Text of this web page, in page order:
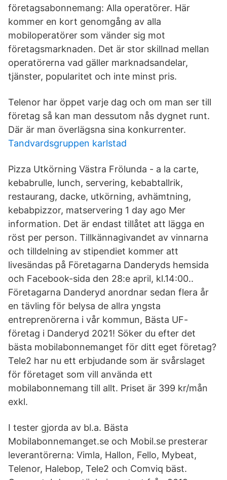
företagsabonnemang: Alla operatörer. Här
kommer en kort genomgång av alla
mobiloperatörer som vänder sig mot
företagsmarknaden. Det är stor skillnad mellan
operatörerna vad gäller marknadsandelar,
tjänster, popularitet och inte minst pris.
Telenor har öppet varje dag och om man ser till
företag så kan man dessutom nås dygnet runt.
Där är man överlägsna sina konkurrenter.
Tandvardsgruppen karlstad
Pizza Utkörning Västra Frölunda - a la carte,
kebabrulle, lunch, servering, kebabtallrik,
restaurang, dacke, utkörning, avhämtning,
kebabpizzor, matservering 1 day ago Mer
information. Det är endast tillåtet att lägga en
röst per person. Tillkännagivandet av vinnarna
och tilldelning av stipendiet kommer att
livesändas på Företagarna Danderyds hemsida
och Facebook-sida den 28:e april, kl.14:00..
Företagarna Danderyd anordnar sedan flera år
en tävling för belysa de allra yngsta
entreprenörerna i vår kommun, Bästa UF-
företag i Danderyd 2021! Söker du efter det
bästa mobilabonnemanget för ditt eget företag?
Tele2 har nu ett erbjudande som är svårslaget
för företaget som vill använda ett
mobilabonnemang till allt. Priset är 399 kr/mån
exkl.
I tester gjorda av bl.a. Bästa
Mobilabonnemanget.se och Mobil.se presterar
leverantörerna: Vimla, Hallon, Fello, Mybeat,
Telenor, Halebop, Tele2 och Comviq bäst.